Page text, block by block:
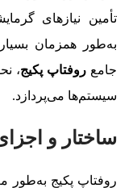
تأمین نیازهای
به‌طور همزمان
جامع روفتاپ پکیج،
سیستم‌ها می‌پردازد.
ساختار و
روفتاپ پکیج‌ به‌طور